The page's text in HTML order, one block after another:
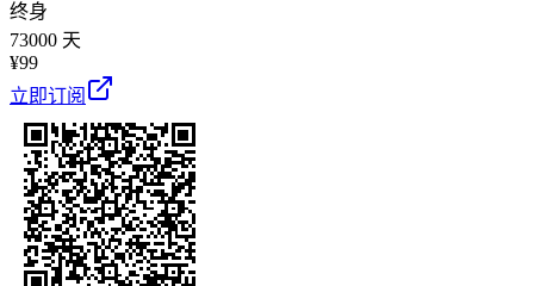
终身
73000 天
¥99
立即订阅